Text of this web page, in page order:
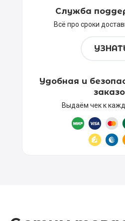
Служба
Всё про сроки
Удобная и
Выдаём чек к